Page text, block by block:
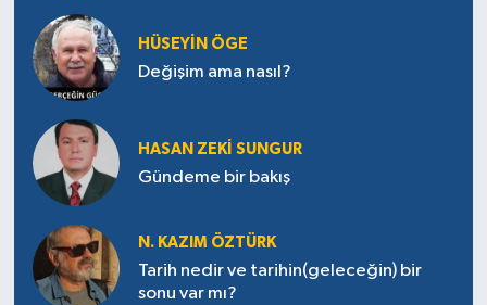
HÜSEYIN ÖGE
Değişim ama nasıl?
HASAN ZEKI SUNGUR
Gündeme bir bakış
N. KAZIM ÖZTÜRK
Tarih nedir ve tarihin(geleceğin) bir
sonu var mı?